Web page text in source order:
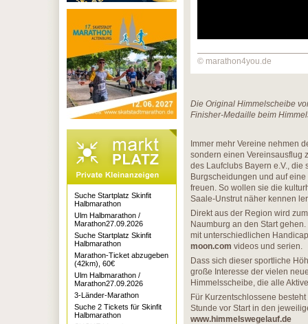
© marathon4you.de
Die Original Himmelscheibe
Finisher-Medaille beim
Immer mehr Vereine nehmen
sondern einen Vereinsausflug
des Laufclubs Bayern e.V., die
Burgscheidungen und auf
freuen. So wollen sie die
Saale-Unstrut näher kennen
Direkt aus der Region wird
Naumburg an den Start
mit unterschiedlichen
moon.com videos und serien.
Dass sich dieser sportliche
große Interesse der vielen
Himmelsscheibe, die alle
Für Kurzentschlossene
Stunde vor Start in den
www.himmelswegelauf.de
Suche Startplatz Skinfit
Halbmarathon
Ulm Halbmarathon /
Marathon27.09.2026
Suche Startplatz Skinfit
Halbmarathon
Marathon-Ticket abzugeben
(42km), 60€
Ulm Halbmarathon /
Marathon27.09.2026
3-Länder-Marathon
Suche 2 Tickets für Skinfit
Halbmarathon